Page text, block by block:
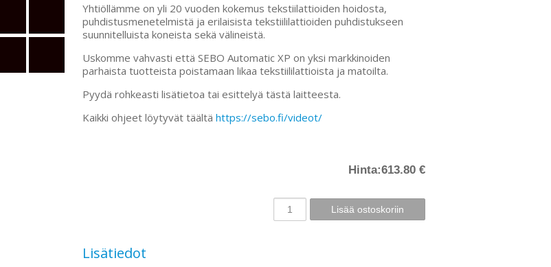
Yhtiöllämme on yli 20 vuoden kokemus tekstiilattioiden hoidosta,
puhdistusmenetelmistä ja erilaisista tekstiililattioiden puhdistukseen
suunnitelluista koneista sekä välineistä.
Uskomme vahvasti että SEBO Automatic XP on yksi markkinoiden
parhaista tuotteista poistamaan likaa tekstiililattioista ja matoilta.
Pyydä rohkeasti lisätietoa tai esittelyä tästä laitteesta.
Kaikki ohjeet löytyvät täältä https://sebo.fi/videot/
Hinta:613.80 €
Lisätiedot